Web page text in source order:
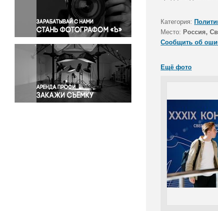
Правосудие
Происшествия и конфликты
Религия
Светская жизнь
Спорт
Экология
Экономика и бизнес
Категория:
Место: Россия,
Сообщить об
Ещё фото